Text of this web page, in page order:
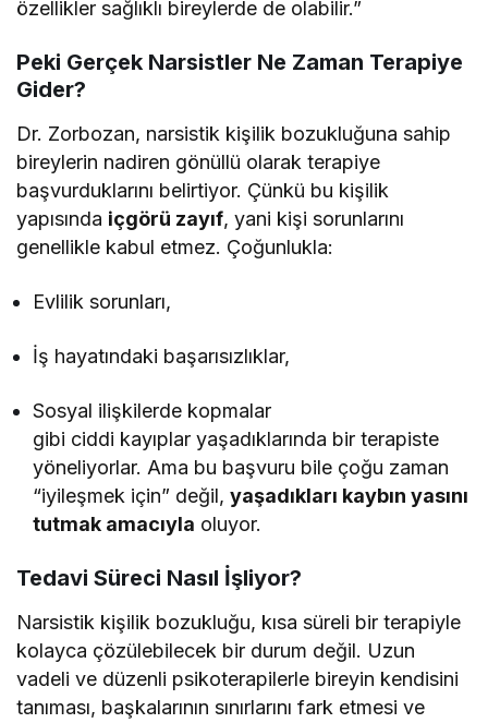
özellikler sağlıklı bireylerde de olabilir.”
Peki Gerçek Narsistler Ne Zaman Terapiye
Gider?
Dr. Zorbozan, narsistik kişilik bozukluğuna sahip
bireylerin nadiren gönüllü olarak terapiye
başvurduklarını belirtiyor. Çünkü bu kişilik
yapısında içgörü zayıf, yani kişi sorunlarını
genellikle kabul etmez. Çoğunlukla:
Evlilik sorunları,
İş hayatındaki başarısızlıklar,
Sosyal ilişkilerde kopmalar
gibi ciddi kayıplar yaşadıklarında bir terapiste
yöneliyorlar. Ama bu başvuru bile çoğu zaman
“iyileşmek için” değil,yaşadıkları kaybın yasını
tutmak amacıyla oluyor.
Tedavi Süreci Nasıl İşliyor?
Narsistik kişilik bozukluğu, kısa süreli bir terapiyle
kolayca çözülebilecek bir durum değil. Uzun
vadeli ve düzenli psikoterapilerle bireyin kendisini
tanıması, başkalarının sınırlarını fark etmesi ve